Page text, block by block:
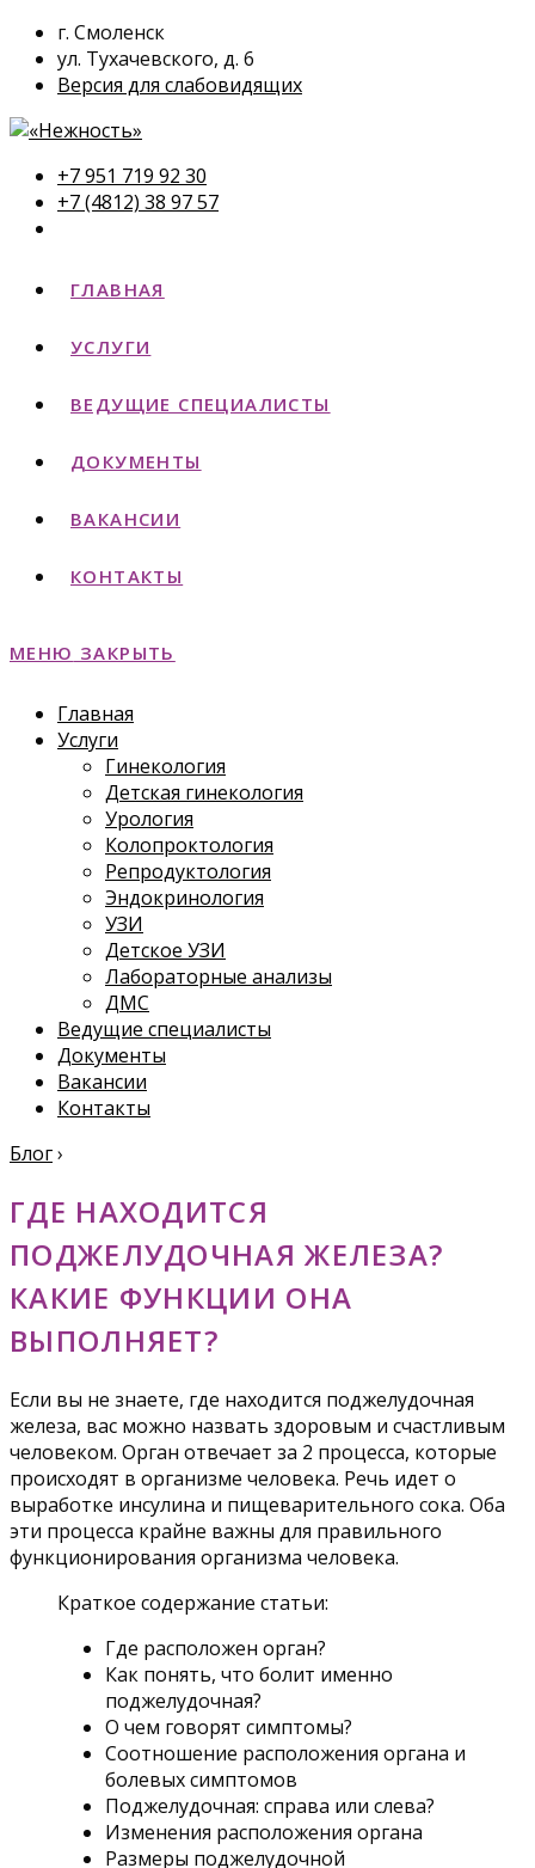
г. Смоленск
ул. Тухачевского, д. 6
Версия для слабовидящих
+7 951 719 92 30
+7 (4812) 38 97 57
ГЛАВНАЯ
УСЛУГИ
ВЕДУЩИЕ СПЕЦИАЛИСТЫ
ДОКУМЕНТЫ
ВАКАНСИИ
КОНТАКТЫ
МЕНЮ ЗАКРЫТЬ
Главная
Услуги
Гинекология
Детская гинекология
Урология
Колопроктология
Репродуктология
Эндокринология
УЗИ
Детское УЗИ
Лабораторные анализы
ДМС
Ведущие специалисты
Документы
Вакансии
Контакты
Блог›
ГДЕ НАХОДИТСЯ
ПОДЖЕЛУДОЧНАЯ ЖЕЛЕЗА?
КАКИЕ ФУНКЦИИ ОНА
ВЫПОЛНЯЕТ?
Если вы не знаете, где находится поджелудочная
железа, вас можно назвать здоровым и счастливым
человеком. Орган отвечает за 2 процесса, которые
происходят в организме человека. Речь идет о
выработке инсулина и пищеварительного сока. Оба
эти процесса крайне важны для правильного
функционирования организма человека.
Краткое содержание статьи:
Где расположен орган?
Как понять, что болит именно
поджелудочная?
О чем говорят симптомы?
Соотношение расположения органа и
болевых симптомов
Поджелудочная: справа или слева?
Изменения расположения органа
Размеры поджелудочной